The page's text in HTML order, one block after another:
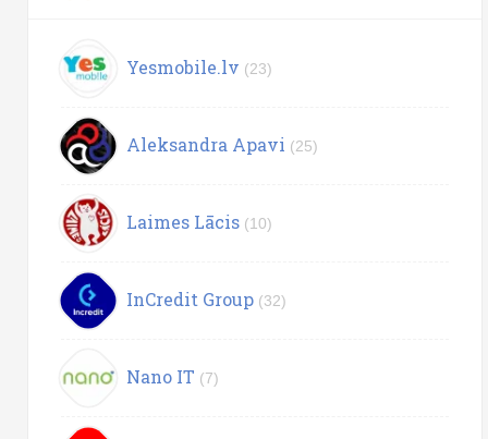
Yesmobile.lv (23)
Aleksandra Apavi (25)
Laimes Lācis (10)
InCredit Group (32)
Nano IT (7)